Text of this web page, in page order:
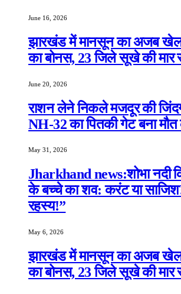
June 16, 2026
झारखंड में मानसून का अजब खेल:
का बोनस, 23 जिले सूखे की मार
June 20, 2026
राशन लेने निकले मजदूर की
NH-32 का पितकी गेट बना मौत
May 31, 2026
Jharkhand news:शोभा नदी
के बच्चे का शव: करंट या
रहस्य!”
May 6, 2026
झारखंड में मानसून का अजब खेल:
का बोनस, 23 जिले सूखे की मार